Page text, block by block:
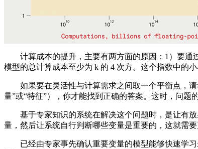
计算成本的提升，主要有两方面的原因：1）要通过
模型的总计算成本至少为 k 的 4 次方。这个指数中的
如果要在灵活性与计算需求之间取一个平衡点，请
量”或“特征”），你才能找到正确的答案。这时，问题
基于专家知识的系统在解决这个问题时，是让有放
量，然后让系统自行判断哪些变量是重要的，这就需
已经由专家事先确认重要变量的模型能够快速学习